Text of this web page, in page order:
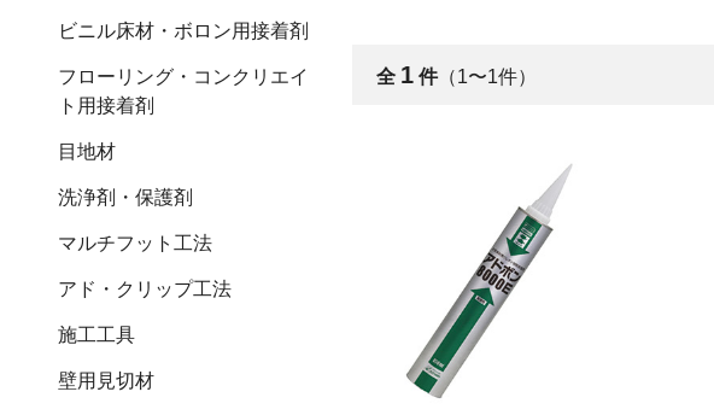
ビニル床材・ボロン用接着剤
フローリング・コンクリエイ
ト用接着剤
目地材
洗浄剤・保護剤
マルチフット工法
アド・クリップ工法
施工工具
壁用見切材
全 1 件（1〜1件）